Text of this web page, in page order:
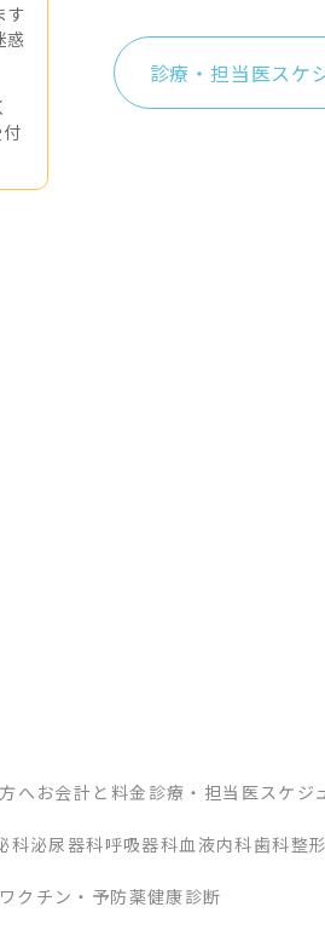
す
惑
診療・担当医スケ
へ お会計と料金 診療・担当医スケジ
科泌尿器科呼吸器科血液内科歯科整
ワクチン・予防薬健康診断